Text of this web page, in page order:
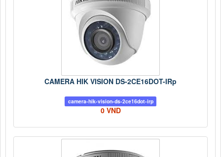
CAMERA HIK VISION DS-2CE16DOT-IRp
camera-hik-vision-ds-2ce16dot-irp
0 VND